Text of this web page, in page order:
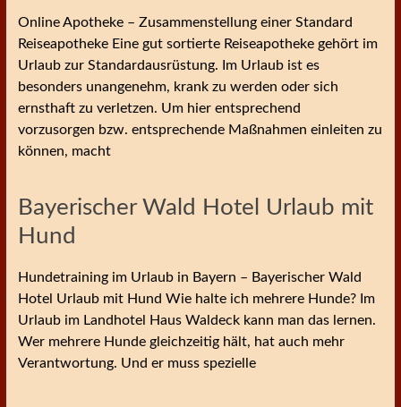
Online Apotheke – Zusammenstellung einer Standard
Reiseapotheke Eine gut sortierte Reiseapotheke gehört im
Urlaub zur Standardausrüstung. Im Urlaub ist es
besonders unangenehm, krank zu werden oder sich
ernsthaft zu verletzen. Um hier entsprechend
vorzusorgen bzw. entsprechende Maßnahmen einleiten zu
können, macht
Bayerischer Wald Hotel Urlaub mit
Hund
Hundetraining im Urlaub in Bayern – Bayerischer Wald
Hotel Urlaub mit Hund Wie halte ich mehrere Hunde? Im
Urlaub im Landhotel Haus Waldeck kann man das lernen.
Wer mehrere Hunde gleichzeitig hält, hat auch mehr
Verantwortung. Und er muss spezielle